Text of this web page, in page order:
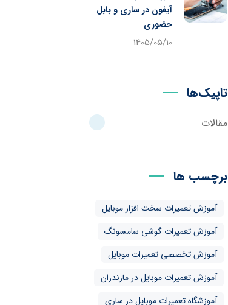
آیفون در ساری و بابل
حضوری
1405/05/10
تاپیک‌ها
مقالات
برچسب ها
آموزش تعمیرات سخت افزار موبایل
آموزش تعمیرات گوشی سامسونگ
آموزش تخصصی تعمیرات موبایل
آموزش تعمیرات موبایل در مازندران
آموزشگاه تعمیرات موبایل در ساری